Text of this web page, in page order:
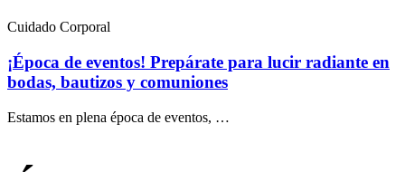
Cuidado Corporal
¡Época de eventos! Prepárate para lucir radiante en
bodas, bautizos y comuniones
Estamos en plena época de eventos, …